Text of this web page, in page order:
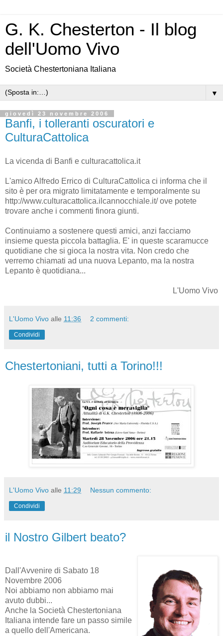
G. K. Chesterton - Il blog
dell'Uomo Vivo
Società Chestertoniana Italiana
▼
giovedì 23 novembre 2006
Banfi, i tolleranti oscuratori e
CulturaCattolica
La vicenda di Banfi e culturacattolica.it
L'amico Alfredo Errico di CulturaCattolica ci informa che il
sito è per ora migrato limitatamente e temporalmente su
http://www.culturacattolica.ilcannocchiale.it/ ove potete
trovare anche i commenti finora giunti.
Continuiamo a sostenere questi amici, anzi facciamo
insieme questa piccola battaglia. E' in queste scaramucce
quotidiane che si gioca la nostra vita. Non credo che
verremo chiamati ad una nuova Lepanto, ma la nostra
Lepanto è quotidiana...
L'Uomo Vivo
L'Uomo Vivo alle 11:36 2 commenti:
Condividi
Chestertoniani, tutti a Torino!!!
L'Uomo Vivo alle 11:29 Nessun commento:
Condividi
il Nostro Gilbert beato?
Dall'Avvenire di Sabato 18
Novembre 2006
Noi abbiamo non abbiamo mai
avuto dubbi...
Anche la Società Chestertoniana
Italiana intende fare un passo simile
a quello dell'Americana.